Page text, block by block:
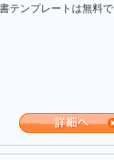
テンプレートは無料で